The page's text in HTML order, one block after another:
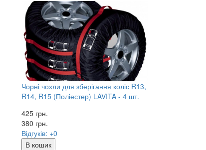
Чорні чохли для зберігання коліс R13,
R14, R15 (Поліестер) LAVITA - 4 шт.
425 грн.
380 грн.
Відгуків: +0
В кошик